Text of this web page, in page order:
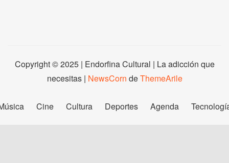
Copyright © 2025 | Endorfina Cultural | La adicción que
necesitas | NewsCorn deThemeArile
Cine Cultura Deportes Agenda